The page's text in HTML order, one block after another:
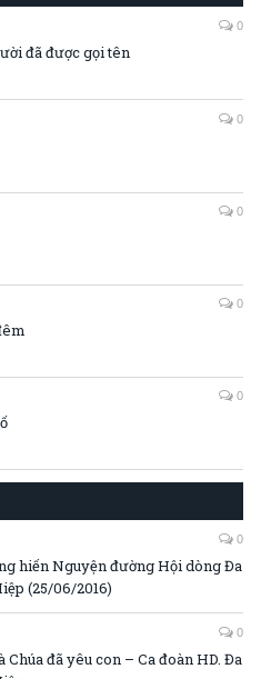
0
đã được gọi tên
0
0
0
0
0
hiến Nguyện đường Hội dòng Đa
(25/06/2016)
0
Chúa đã yêu con – Ca đoàn HD. Đa